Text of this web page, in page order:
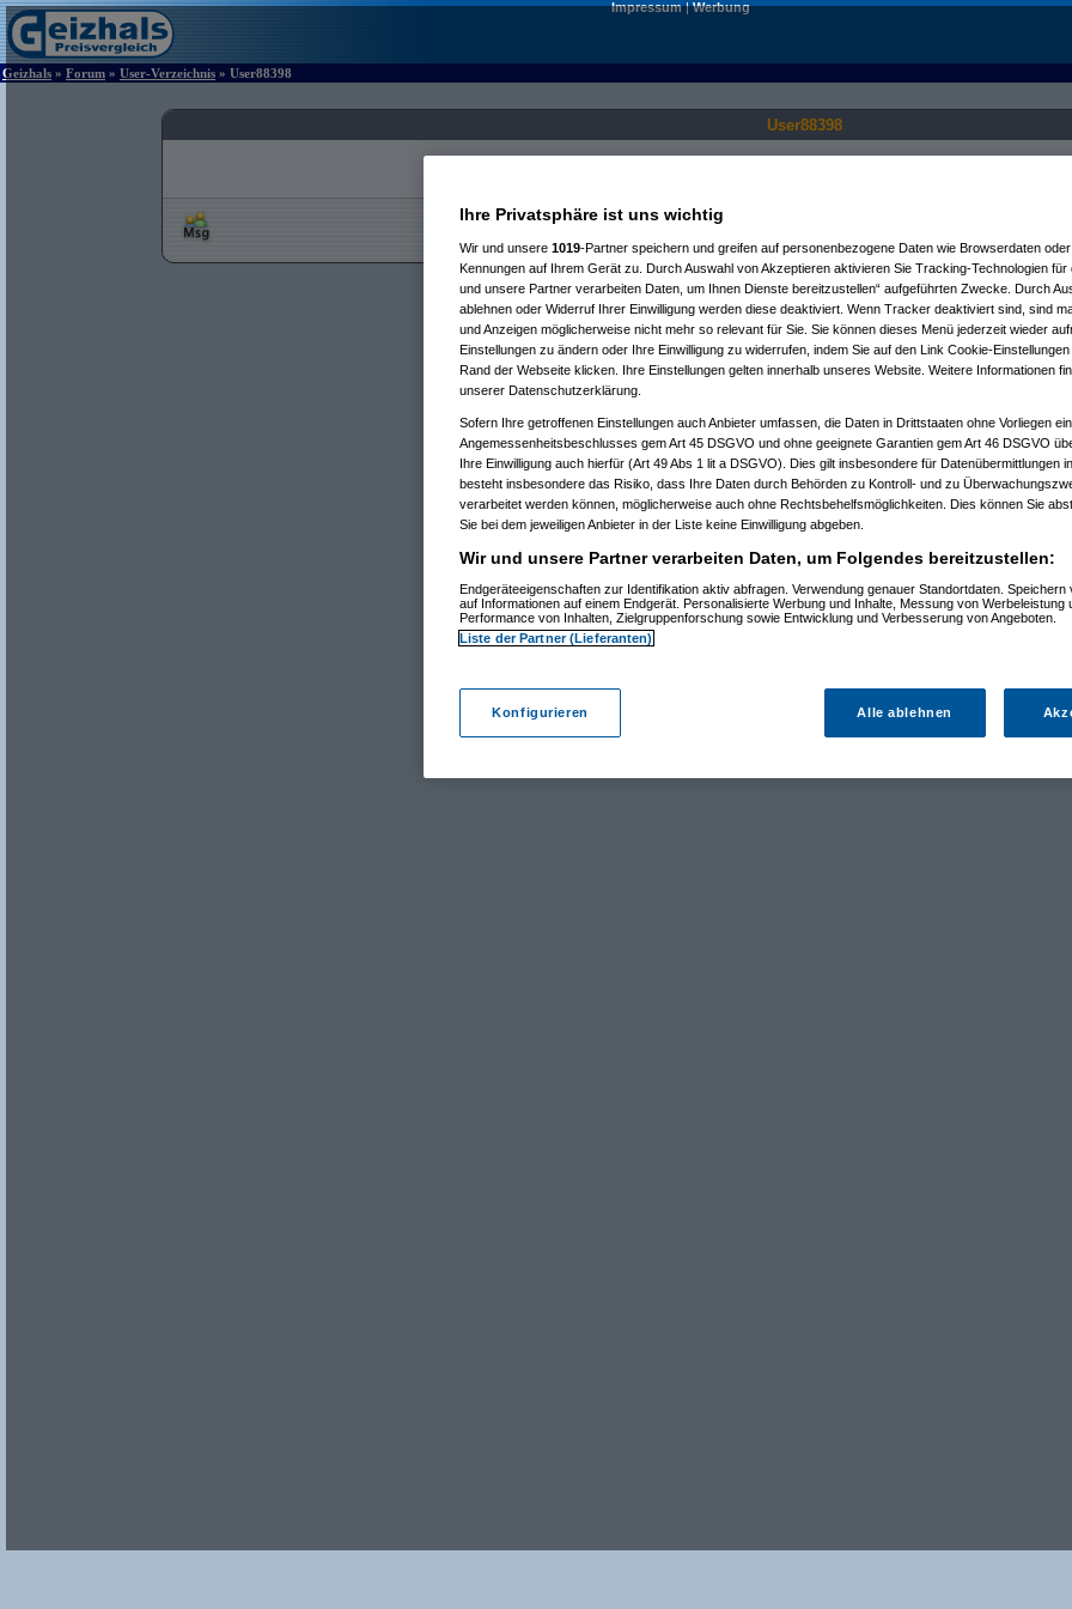
Impressum|Werbung
Geizhals » Forum » User-Verzeichnis » User88398
User88398
Ihre Privatsphäre ist uns wichtig
Wir und unsere 1019-Partner speichern und greifen auf personenbezogene Daten wie Browserdaten
Kennungen auf Ihrem Gerät zu. Durch Auswahl von Akzeptieren aktivieren Sie Tracking-Technologien für
und unsere Partner verarbeiten Daten, um Ihnen Dienste bereitzustellen“ aufgeführten Zwecke. Durch
ablehnen oder Widerruf Ihrer Einwilligung werden diese deaktiviert. Wenn Tracker deaktiviert sind, sind
und Anzeigen möglicherweise nicht mehr so relevant für Sie. Sie können dieses Menü jederzeit wieder
Einstellungen zu ändern oder Ihre Einwilligung zu widerrufen, indem Sie auf den Link Cookie-
Rand der Webseite klicken. Ihre Einstellungen gelten innerhalb unseres Website. Weitere Informationen
unserer Datenschutzerklärung.
Sofern Ihre getroffenen Einstellungen auch Anbieter umfassen, die Daten in Drittstaaten ohne Vorliegen
Angemessenheitsbeschlusses gem Art 45 DSGVO und ohne geeignete Garantien gem Art 46 DSGVO
Ihre Einwilligung auch hierfür (Art 49 Abs 1 lit a DSGVO). Dies gilt insbesondere für Datenübermittlungen
besteht insbesondere das Risiko, dass Ihre Daten durch Behörden zu Kontroll- und zu
verarbeitet werden können, möglicherweise auch ohne Rechtsbehelfsmöglichkeiten. Dies können Sie
Sie bei dem jeweiligen Anbieter in der Liste keine Einwilligung abgeben.
Wir und unsere Partner verarbeiten Daten, um Folgendes bereitzustellen:
Endgeräteeigenschaften zur Identifikation aktiv abfragen. Verwendung genauer Standortdaten. Speichern
auf Informationen auf einem Endgerät. Personalisierte Werbung und Inhalte, Messung von Werbeleistung
Performance von Inhalten, Zielgruppenforschung sowie Entwicklung und Verbesserung von Angeboten.
Liste der Partner (Lieferanten)
Konfigurieren Alle ablehnen